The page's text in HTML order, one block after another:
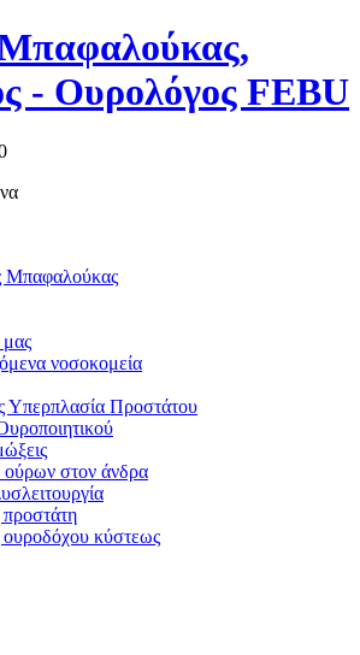
- Ουρολόγος FEBU
Μπαφαλούκας
μας
νοσοκομεία
Υπερπλασία Προστάτου
ούρων στον άνδρα
ουροδόχου κύστεως